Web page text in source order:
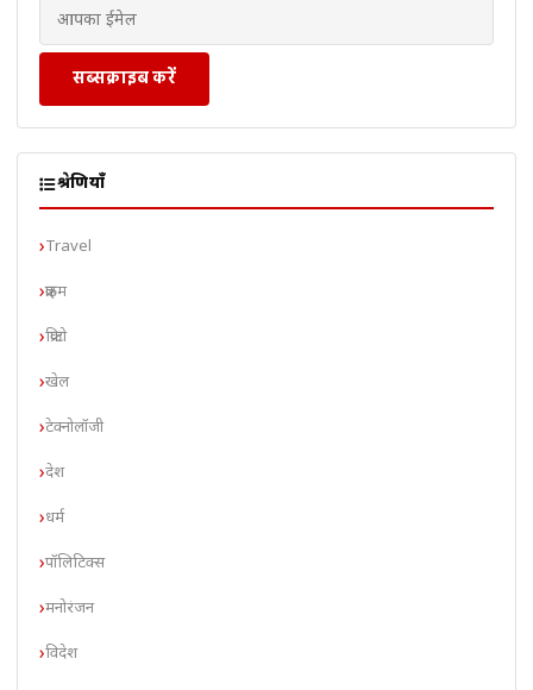
सब्सक्राइब करें
श्रेणियाँ
Travel
क्राइम
क्रिप्टो
खेल
टेक्नोलॉजी
देश
धर्म
पॉलिटिक्स
मनोरंजन
विदेश